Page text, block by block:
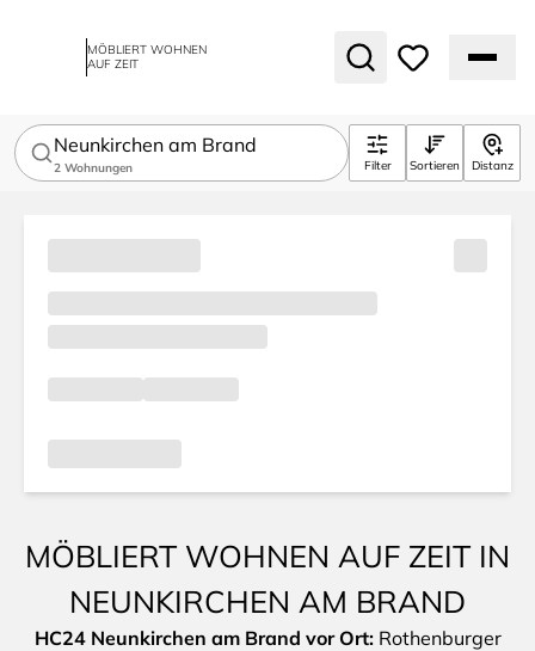
MÖBLIERT WOHNEN
AUF ZEIT
Neunkirchen am Brand
2 Wohnungen Filter Sortieren Distanz
MÖBLIERT WOHNEN AUF ZEIT IN
NEUNKIRCHEN AM BRAND
HC24 Neunkirchen am Brand vor Ort: Rothenburger